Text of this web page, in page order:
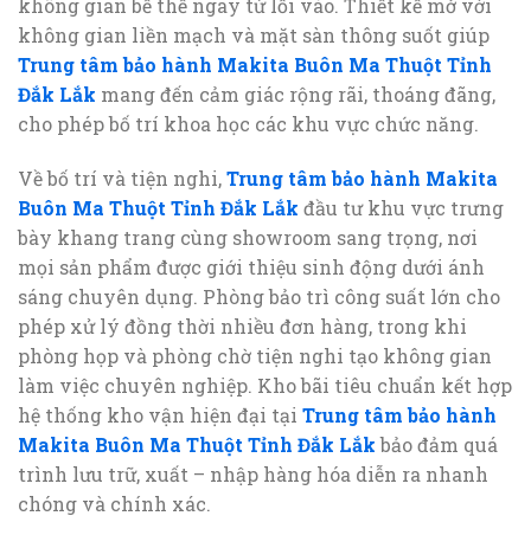
không gian bề thế ngay từ lối vào. Thiết kế mở với
không gian liền mạch và mặt sàn thông suốt giúp
Trung tâm bảo hành Makita Buôn Ma Thuột Tỉnh
Đắk Lắk mang đến cảm giác rộng rãi, thoáng đãng,
cho phép bố trí khoa học các khu vực chức năng.
Về bố trí và tiện nghi,Trung tâm bảo hành Makita
Buôn Ma Thuột Tỉnh Đắk Lắk đầu tư khu vực trưng
bày khang trang cùng showroom sang trọng, nơi
mọi sản phẩm được giới thiệu sinh động dưới ánh
sáng chuyên dụng. Phòng bảo trì công suất lớn cho
phép xử lý đồng thời nhiều đơn hàng, trong khi
phòng họp và phòng chờ tiện nghi tạo không gian
làm việc chuyên nghiệp. Kho bãi tiêu chuẩn kết hợp
hệ thống kho vận hiện đại tại Trung tâm bảo hành
Makita Buôn Ma Thuột Tỉnh Đắk Lắkbảo đảm quá
trình lưu trữ, xuất – nhập hàng hóa diễn ra nhanh
chóng và chính xác.